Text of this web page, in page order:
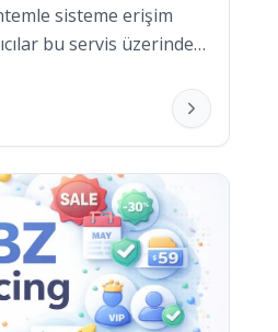
sisteme erişim
bu servis üzerinden